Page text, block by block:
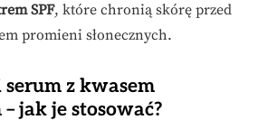
SPF, które chronią skórę przed
promieni słonecznych.
z kwasem
jak je stosować?